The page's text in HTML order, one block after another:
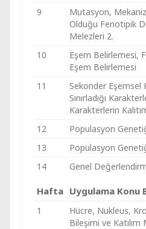
9
Mutasyon,
Olduğu Fenotipik
Melezleri 2.
10
Eşem Belirlemesi,
Eşem Belirlemesi
11
Sekonder Eşemsel
Sınırladığı
Karakterlerin
12
Populasyon
13
Populasyon
14
Genel
Hafta Uygulama Konu
1
Hücre, Nukleus,
Bileşimi ve Katılım